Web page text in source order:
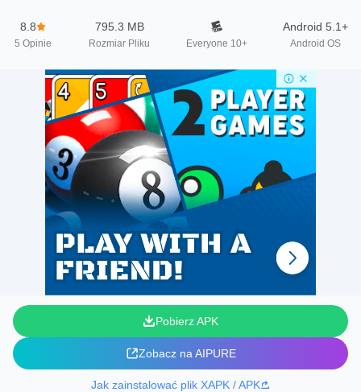
8.8
5 Opinie
795.3 MB
Rozmiar Pliku Everyone 10+
Android 5.1+
Android OS
Pobierz APK
Zobacz na AIPURE
Jak zainstalować plik XAPK / APK